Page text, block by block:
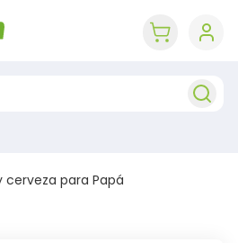
cerveza para Papá